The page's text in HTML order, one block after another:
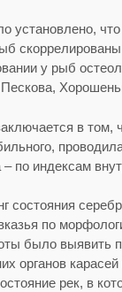
установлено,
у рыб
в том,
по индексам
по
было выявить
органов
рек, в